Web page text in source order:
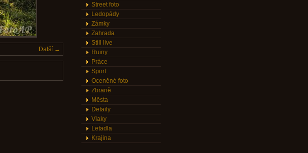
Další →
Street foto
Ledopády
Zámky
Zahrada
Still live
Ruiny
Práce
Sport
Oceněné foto
Zbraně
Města
Detaily
Vlaky
Letadla
Krajina